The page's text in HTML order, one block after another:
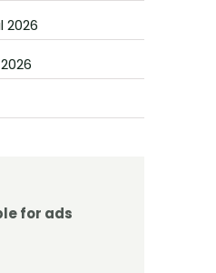
2026
for ads